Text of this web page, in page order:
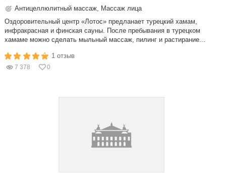
Антицеллюлитный массаж, Массаж лица
Оздоровительный центр «Лотос» предланает турецкий хамам,
инфракрасная и финская сауны. После пребывания в турецком
хамаме можно сделать мыльный массаж, пилинг и растирание...
1 отзыв
7 378 0